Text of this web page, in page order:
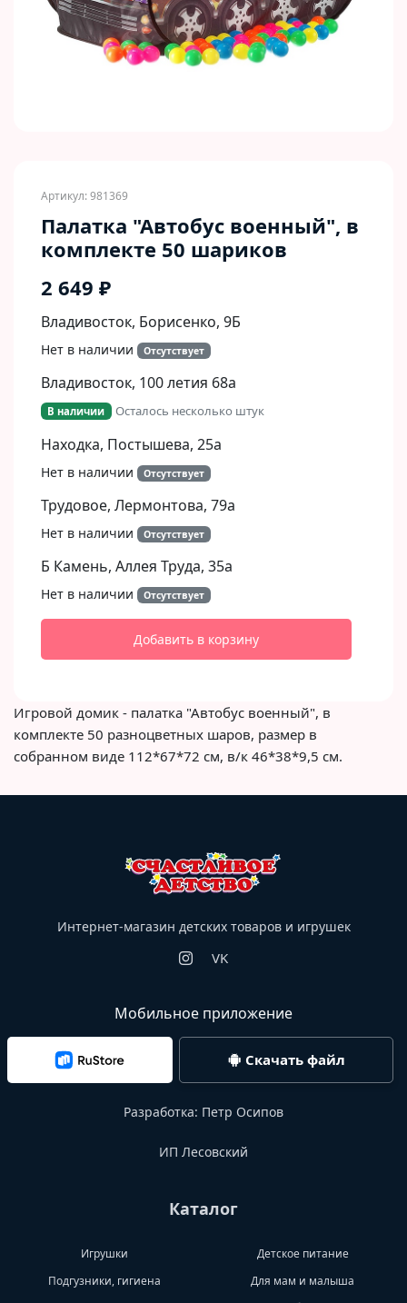
Артикул: 981369
Палатка "Автобус военный", в
комплекте 50 шариков
2 649 ₽
Владивосток, Борисенко, 9Б​
Нет в наличии Отсутствует
Владивосток, 100 летия 68а
В наличии Осталось несколько штук
Находка, Постышева, 25а
Нет в наличии Отсутствует
Трудовое, Лермонтова, 79а
Нет в наличии Отсутствует
Б Камень, Аллея Труда, 35а
Нет в наличии Отсутствует
Добавить в корзину
Игровой домик - палатка "Автобус военный", в
комплекте 50 разноцветных шаров, размер в
собранном виде 112*67*72 см, в/к 46*38*9,5 см.
Интернет-магазин детских товаров и игрушек
VK
Мобильное приложение
Скачать файл
Разработка: Петр Осипов
ИП Лесовский
Каталог
Игрушки
Детское питание
Подгузники, гигиена
Для мам и малыша